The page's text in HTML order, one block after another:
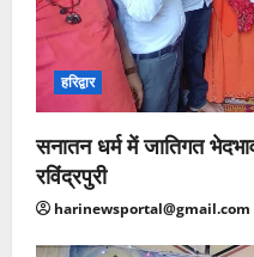
हरिद्वार
सनातन धर्म में जातिगत
रविंद्रपुरी
harinewsportal@gmail.com